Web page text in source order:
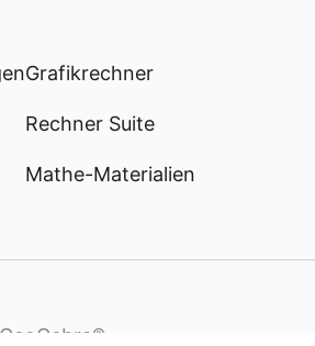
Grafikrechner
Rechner Suite
Mathe-Materialien
GeoGebra®